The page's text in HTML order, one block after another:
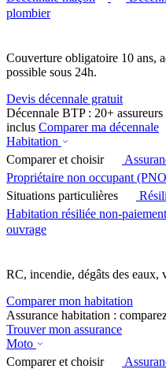
plombier
Couverture obligatoire 10 ans,
possible sous 24h.
Devis décennale gratuit
Décennale BTP : 20+
inclus Comparer ma décennale
Habitation
Comparer et choisir
Propriétaire non occupant
Situations particulières
Habitation résiliée non-paiement
ouvrage
RC, incendie, dégâts des
Comparer mon habitation
Assurance habitation :
Trouver mon assurance
Moto
Comparer et choisir